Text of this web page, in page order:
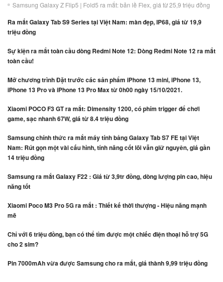
Samsung Galaxy Z Flip5 | Fold5 ra mắt: bản lề Flex, giá từ 25,9 triệu đồng
Ra mắt Galaxy Tab S9 Series tại Việt Nam: màn đẹp, IP68, giá từ 19,9
triệu đồng
Sự kiện ra mắt toàn cầu dòng Redmi Note 12: Dòng Redmi Note 12 ra mắt
toàn cầu!
Mở chương trình Đặt trước các sản phẩm iPhone 13 mini, iPhone 13,
iPhone 13 Pro và iPhone 13 Pro Max từ 0h00 ngày 15/10/2021.
Xiaomi POCO F3 GT ra mắt: Dimensity 1200, có phím trigger để chơi
game, sạc nhanh 67W, giá từ 8.4 triệu đồng
Samsung chính thức ra mắt máy tính bảng Galaxy Tab S7 FE tại Việt
Nam: Rút gọn một vài cấu hình, tính năng cốt lõi vẫn giữ nguyên, giá gần
14 triệu đồng
Samsung ra mắt Galaxy F22 : Giá từ 3,9tr đồng, dòng lượng pin cao, hiệu
năng tốt
Xiaomi Poco M3 Pro 5G ra mắt : Thiết kế thời thượng - Hiệu năng mạnh
mẽ
Chỉ với 6 triệu đồng, bạn có thể tìm được một chiếc điện thoại hỗ trợ 5G
cho 2 sim?
Pin 7000mAh vừa được Samsung cho ra mắt, giá thành 9,99 triệu đồng